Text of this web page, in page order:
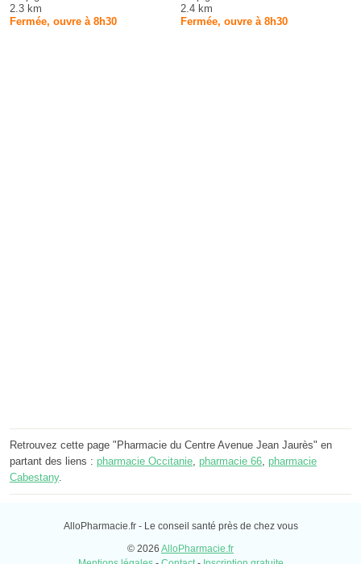
2.3 km
Fermée, ouvre à 8h30
2.4 km
Fermée, ouvre à 8h30
Retrouvez cette page "Pharmacie du Centre Avenue Jean Jaurès" en
partant des liens : pharmacie Occitanie pharmacie 66 pharmacie
Cabestany.
AlloPharmacie.fr - Le conseil santé près de chez vous
© 2026 AlloPharmacie.fr